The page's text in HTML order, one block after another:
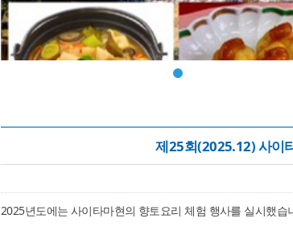
제25회(2025.12) 사이
2025년도에는 사이타마현의 향토요리 체험 행사를 실시했습